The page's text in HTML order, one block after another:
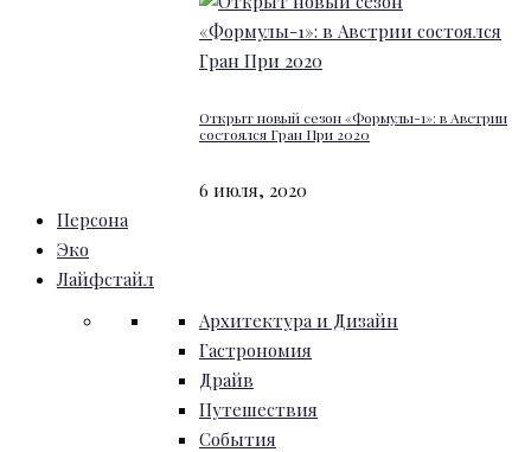
Открыт новый сезон «Формулы-1»: в Австрии
состоялся Гран При 2020
6 июля, 2020
Персона
Эко
Лайфстайл
Архитектура и Дизайн
Гастрономия
Драйв
Путешествия
События